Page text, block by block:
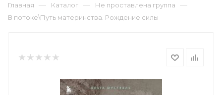
Главная — Каталог — Не проставлена группа —
В потоке\Путь материнства. Рождение силы